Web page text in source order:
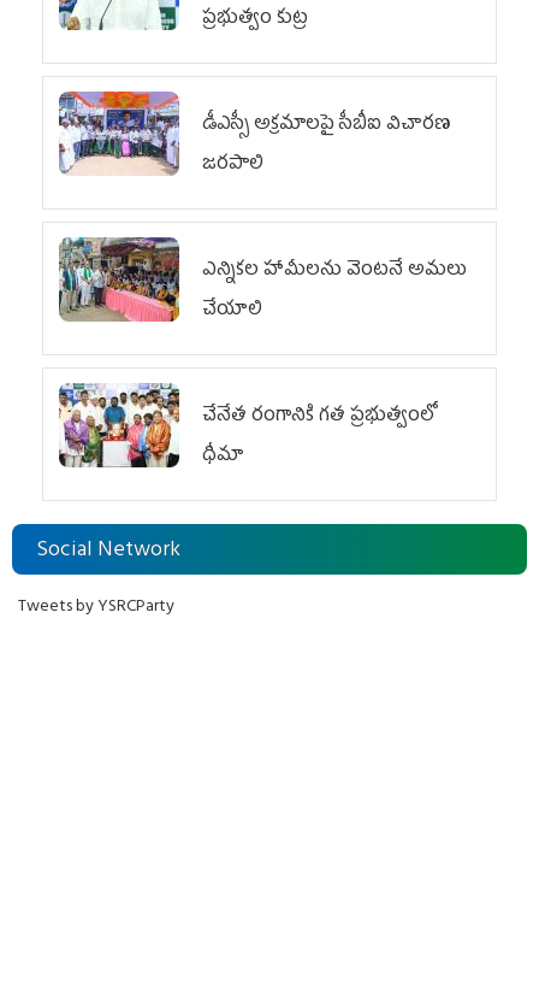
ప్రభుత్వం కుట్ర
డీఎస్సీ అక్రమాలపై సీబీఐ విచారణ
జరపాలి
ఎన్నికల హామీలను వెంటనే అమలు
చేయాలి
చేనేత రంగానికి గత ప్రభుత్వంలో
ధీమా
Social Network
Tweets by YSRCParty